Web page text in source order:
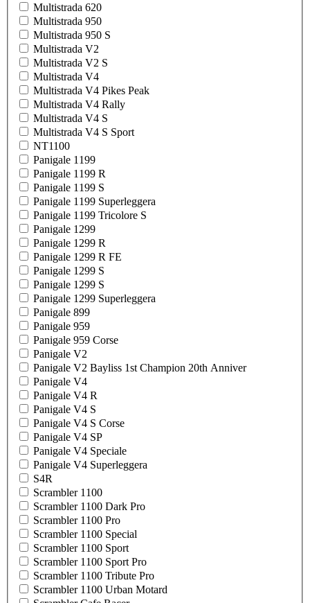
Multistrada 620
Multistrada 950
Multistrada 950 S
Multistrada V2
Multistrada V2 S
Multistrada V4
Multistrada V4 Pikes Peak
Multistrada V4 Rally
Multistrada V4 S
Multistrada V4 S Sport
NT1100
Panigale 1199
Panigale 1199 R
Panigale 1199 S
Panigale 1199 Superleggera
Panigale 1199 Tricolore S
Panigale 1299
Panigale 1299 R
Panigale 1299 R FE
Panigale 1299 S
Panigale 1299 S
Panigale 1299 Superleggera
Panigale 899
Panigale 959
Panigale 959 Corse
Panigale V2
Panigale V2 Bayliss 1st Champion 20th Anniver
Panigale V4
Panigale V4 R
Panigale V4 S
Panigale V4 S Corse
Panigale V4 SP
Panigale V4 Speciale
Panigale V4 Superleggera
S4R
Scrambler 1100
Scrambler 1100 Dark Pro
Scrambler 1100 Pro
Scrambler 1100 Special
Scrambler 1100 Sport
Scrambler 1100 Sport Pro
Scrambler 1100 Tribute Pro
Scrambler 1100 Urban Motard